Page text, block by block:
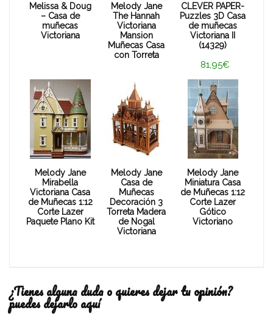
Melissa & Doug
– Casa de
muñecas
Victoriana
Melody Jane
The Hannah
Victoriana
Mansion
Muñecas Casa
con Torreta
CLEVER PAPER-
Puzzles 3D Casa
de muñecas
Victoriana II
(14329)
81,95€
Melody Jane
Mirabella
Victoriana Casa
de Muñecas 1:12
Corte Lazer
Paquete Plano Kit
Melody Jane
Casa de
Muñecas
Decoración 3
Torreta Madera
de Nogal
Victoriana
Melody Jane
Miniatura Casa
de Muñecas 1:12
Corte Lazer
Gótico
Victoriano
¿Tienes alguna duda o quieres dejar tu opinión?
puedes dejarlo aquí